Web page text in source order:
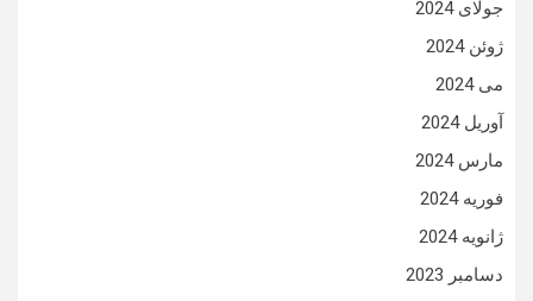
جولای 2024
ژوئن 2024
می 2024
آوریل 2024
مارس 2024
فوریه 2024
ژانویه 2024
دسامبر 2023